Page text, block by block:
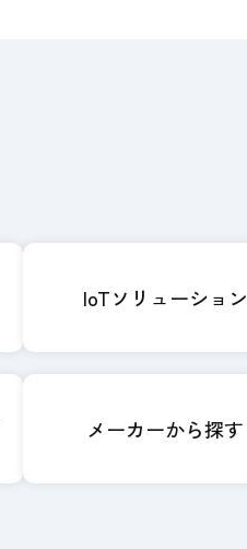
IoTソリューション
メーカーから探す